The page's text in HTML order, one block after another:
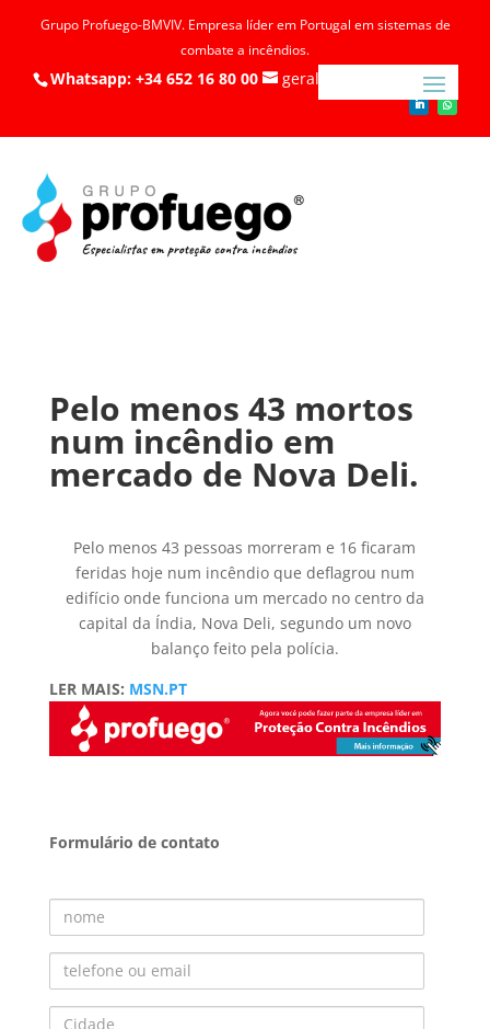
Grupo Profuego-BMVIV. Empresa líder em Portugal em sistemas de
combate a incêndios.
Whatsapp: +34 652 16 80 00 geral@profuego.pt
Pelo menos 43 mortos
num incêndio em
mercado de Nova Deli.
Pelo menos 43 pessoas morreram e 16 ficaram
feridas hoje num incêndio que deflagrou num
edifício onde funciona um mercado no centro da
capital da Índia, Nova Deli, segundo um novo
balanço feito pela polícia.
LER MAIS: MSN.PT
Formulário de contato
Nome
Telefone ou Email
Cidade